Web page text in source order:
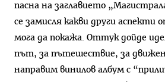
пасна на заглавието
се замисля какви други аспекти
мога да покажа. Оттук дойде
път, за пътешествие, за
направим винилов албум с